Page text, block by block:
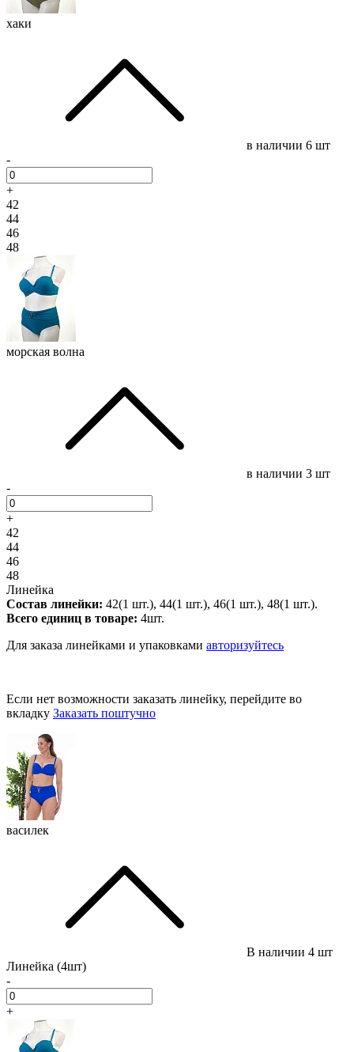
хаки
в наличии 6 шт
-
+
42
44
46
48
морская волна
в наличии 3 шт
-
+
42
44
46
48
Линейка
Состав линейки: 42(1 шт.), 44(1 шт.), 46(1 шт.), 48(1 шт.).
Всего единиц в товаре: 4шт.
Для заказа линейками и упаковками авторизуйтесь
Если нет возможности заказать линейку, перейдите во
вкладку Заказать поштучно
василек
В наличии 4 шт
Линейка (4шт)
-
+